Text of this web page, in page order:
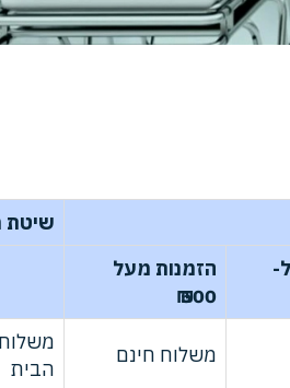
שיטת
הזמנות מעל
500 ₪
משלוח חינם
הבית